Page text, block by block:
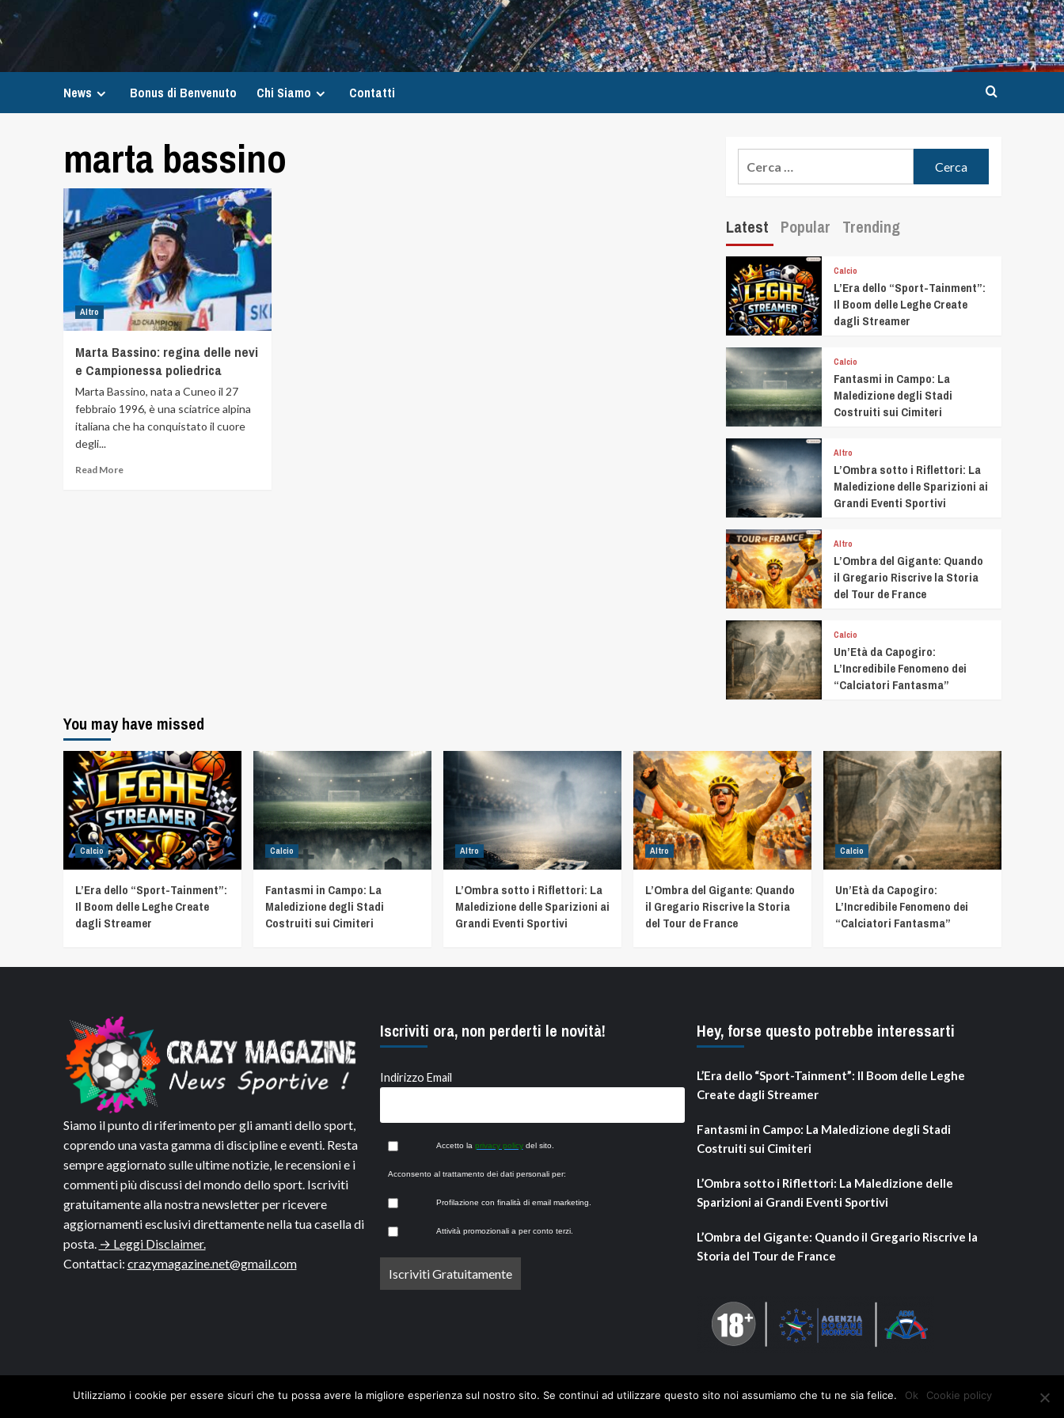
News Bonus di Benvenuto Chi Siamo Contatti
marta bassino
Altro
Marta Bassino: regina delle nevi
e Campionessa poliedrica
Marta Bassino, nata a Cuneo il 27
febbraio 1996, è una sciatrice alpina
italiana che ha conquistato il cuore
degli...
Read More
Latest Popular Trending
Calcio
L’Era dello “Sport-Tainment”:
Il Boom delle Leghe Create
dagli Streamer
Calcio
Fantasmi in Campo: La
Maledizione degli Stadi
Costruiti sui Cimiteri
Altro
L’Ombra sotto i Riflettori: La
Maledizione delle Sparizioni ai
Grandi Eventi Sportivi
Altro
L’Ombra del Gigante: Quando
il Gregario Riscrive la Storia
del Tour de France
Calcio
Un’Età da Capogiro:
L’Incredibile Fenomeno dei
“Calciatori Fantasma”
You may have missed
Calcio
L’Era dello “Sport-Tainment”:
Il Boom delle Leghe Create
dagli Streamer
Calcio
Fantasmi in Campo: La
Maledizione degli Stadi
Costruiti sui Cimiteri
Altro
L’Ombra sotto i Riflettori: La
Maledizione delle Sparizioni ai
Grandi Eventi Sportivi
Altro
L’Ombra del Gigante: Quando
il Gregario Riscrive la Storia
del Tour de France
Calcio
Un’Età da Capogiro:
L’Incredibile Fenomeno dei
“Calciatori Fantasma”
Siamo il punto di riferimento per gli amanti dello sport,
coprendo una vasta gamma di discipline e eventi. Resta
sempre aggiornato sulle ultime notizie, le recensioni e i
commenti più discussi del mondo dello sport. Iscriviti
gratuitamente alla nostra newsletter per ricevere
aggiornamenti esclusivi direttamente nella tua casella di
posta. → Leggi Disclaimer.
Contattaci: crazymagazine.net@gmail.com
Iscriviti ora, non perderti le novità!
Indirizzo Email
Accetto la privacy policydel sito.
Acconsento al trattamento dei dati personali per:
Profilazione con finalità di email marketing.
Attività promozionali a per conto terzi.
Hey, forse questo potrebbe interessarti
L’Era dello “Sport-Tainment”: Il Boom delle Leghe
Create dagli Streamer
Fantasmi in Campo: La Maledizione degli Stadi
Costruiti sui Cimiteri
L’Ombra sotto i Riflettori: La Maledizione delle
Sparizioni ai Grandi Eventi Sportivi
L’Ombra del Gigante: Quando il Gregario Riscrive la
Storia del Tour de France
Utilizziamo i cookie per essere sicuri che tu possa avere la migliore esperienza sul nostro sito. Se continui ad utilizzare questo sito noi assumiamo che tu ne sia felice. Ok Cookie policy